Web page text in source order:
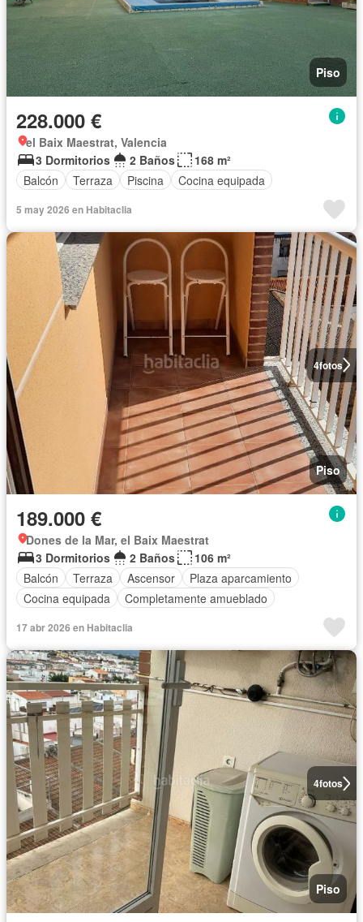
Piso
228.000 €
el Baix Maestrat, Valencia
3 Dormitorios
2 Baños
168 m²
Balcón
Terraza Piscina Cocina equipada
5 may 2026 en Habitaclia
4fotos
Piso
189.000 €
Dones de la Mar, el Baix Maestrat
3 Dormitorios
2 Baños
106 m²
Balcón
Terraza Ascensor
Plaza aparcamiento
Cocina equipada
Completamente amueblado
17 abr 2026 en Habitaclia
4fotos
Piso